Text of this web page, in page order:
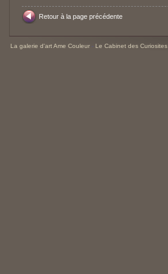
Retour à la page précédente
La galerie d'art Ame Couleur - Le Cabinet des Curiosites